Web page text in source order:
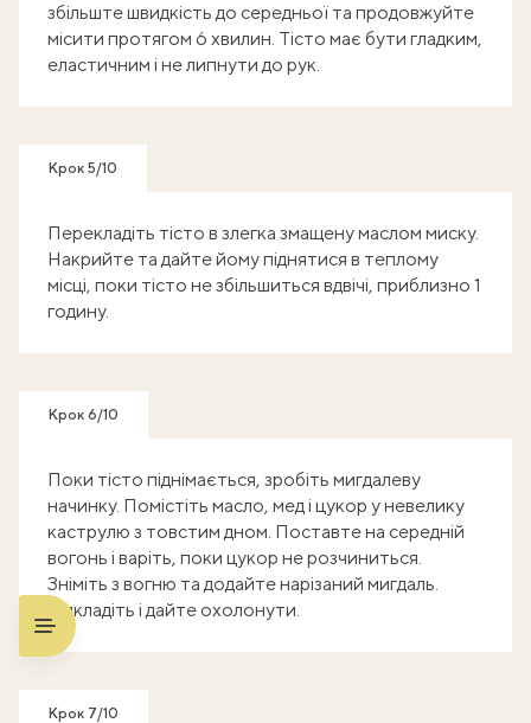
збільште швидкість до середньої та продовжуйте
місити протягом 6 хвилин. Тісто має бути гладким,
еластичним і не липнути до рук.
Крок 5/10
Перекладіть тісто в злегка змащену маслом миску.
Накрийте та дайте йому піднятися в теплому
місці, поки тісто не збільшиться вдвічі, приблизно 1
годину.
Крок 6/10
Поки тісто піднімається, зробіть мигдалеву
начинку. Помістіть масло, мед і цукор у невелику
каструлю з товстим дном. Поставте на середній
вогонь і варіть, поки цукор не розчиниться.
Зніміть з вогню та додайте нарізаний мигдаль.
Відкладіть і дайте охолонути.
Крок 7/10